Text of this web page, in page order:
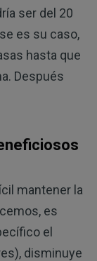
ser del 20
es su caso,
hasta que
Después
mantener la
es
el
disminuye